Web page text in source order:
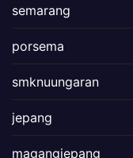
semarang
porsema
smknuungaran
jepang
magangjepang